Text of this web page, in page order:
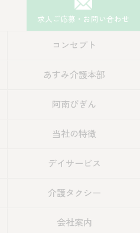
求人ご応募・お問い合わせ
コンセプト
あすみ介護本部
阿南びぎん
当社の特徴
デイサービス
介護タクシー
会社案内